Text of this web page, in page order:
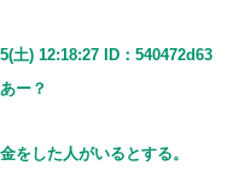
土) 12:18:27 ID：540472d63
ー？
をした人がいるとする。